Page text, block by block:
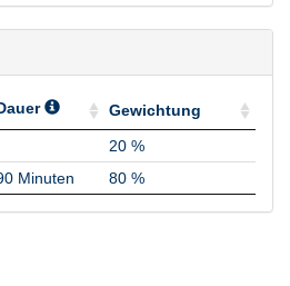
Gewichtung
Gewichtung
20 %
Minuten 80 %